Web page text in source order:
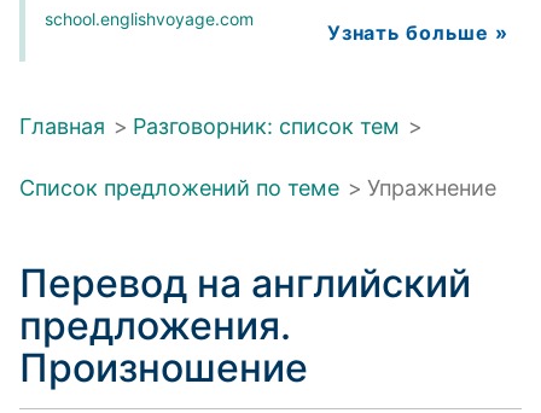
school.englishvoyage.com
Узнать больше »
Главная > Разговорник: список тем >
Список предложений по теме > Упражнение
Перевод на английский
предложения.
Произношение